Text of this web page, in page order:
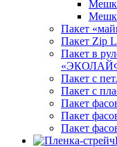
Пакет
Пакет Zip
Пакет в
Пакет с
Пакет с
Пакет
Пакет
Пакет